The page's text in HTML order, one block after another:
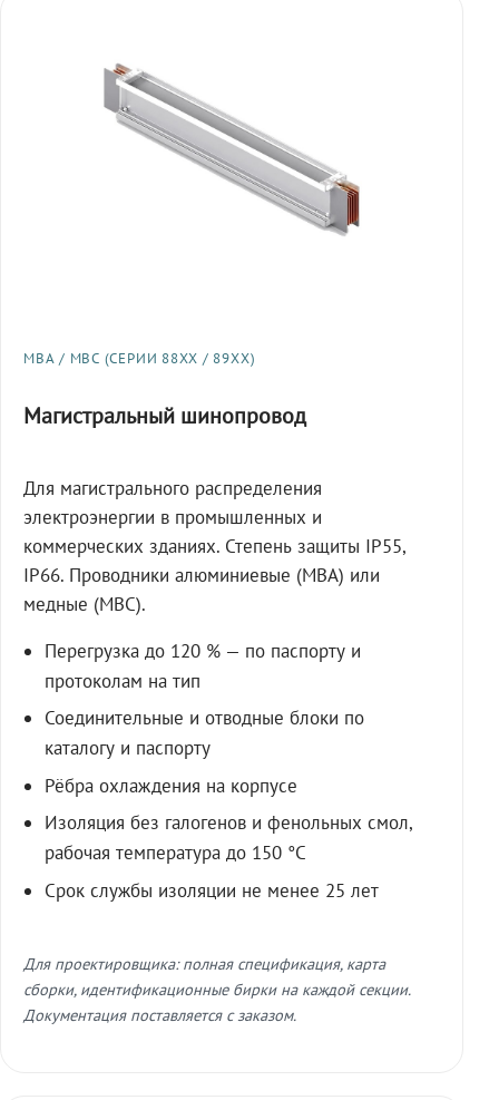
МВА / МВС (СЕРИИ 88XX / 89XX)
Магистральный шинопровод
Для магистрального распределения
электроэнергии в промышленных и
коммерческих зданиях. Степень защиты IP55,
IP66. Проводники алюминиевые (МВА) или
медные (МВС).
Перегрузка до 120 % — по паспорту и
протоколам на тип
Соединительные и отводные блоки по
каталогу и паспорту
Рёбра охлаждения на корпусе
Изоляция без галогенов и фенольных смол,
рабочая температура до 150 °C
Срок службы изоляции не менее 25 лет
Для проектировщика: полная спецификация, карта
сборки, идентификационные бирки на каждой секции.
Документация поставляется с заказом.